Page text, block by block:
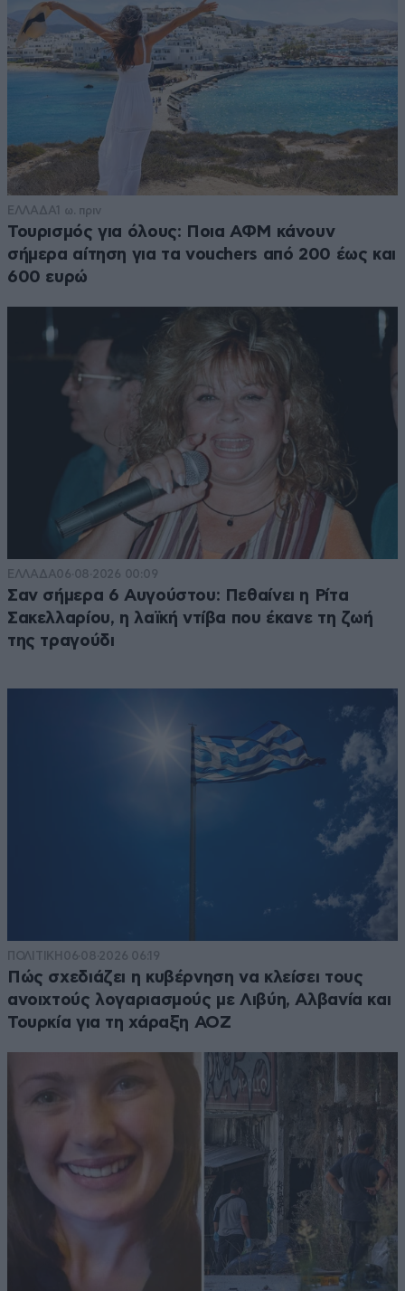
ΕΛΛΑΔΑ1 ω. πριν
Τουρισμός για όλους: Ποια ΑΦΜ κάνουν
σήμερα αίτηση για τα vouchers από 200 έως και
600 ευρώ
ΕΛΛΑΔΑ06·08·2026 00:09
Σαν σήμερα 6 Αυγούστου: Πεθαίνει η Ρίτα
Σακελλαρίου, η λαϊκή ντίβα που έκανε τη ζωή
της τραγούδι
ΠΟΛΙΤΙΚΗ 06·08·2026 06:19
Πώς σχεδιάζει η κυβέρνηση να κλείσει τους
ανοιχτούς λογαριασμούς με Λιβύη, Αλβανία και
Τουρκία για τη χάραξη ΑΟΖ